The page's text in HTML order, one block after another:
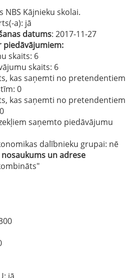
NBS Kājnieku skolai.
a): jā
datums: 2017-11-27
piedāvājumiem:
skaits: 6
skaits: 6
kas saņemti no pretendentiem
: 0
kas saņemti no pretendentiem
saņemto piedāvājumu
dalībnieku grupai: nē
un adrese
jā